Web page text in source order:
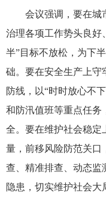
会议强调，要在城
治理各项工作势头良好
半”目标不放松，为下
础。要在安全生产上守
防线，以“时时放心不
和防汛值班等重点任务
全。要在维护社会稳定
量，前移风险防范关口
查、精准排查、动态监
隐患，切实维护社会大